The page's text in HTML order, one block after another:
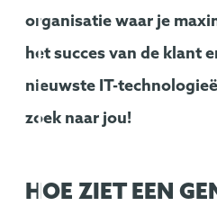
organisatie waar je
het succes van de klant
nieuwste IT-
zoek naar jou!
HOE ZIET EEN